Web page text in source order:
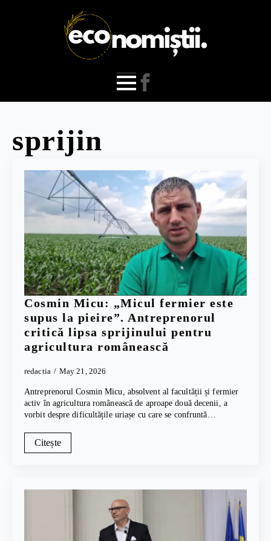
sprijin
Cosmin Micu: „Micul fermier este
supus la pieire”. Antreprenorul
critică lipsa sprijinului pentru
agricultura românească
redactia May 21, 2026
Antreprenorul Cosmin Micu, absolvent al facultății și fermier
activ în agricultura românească de aproape două decenii, a
vorbit despre dificultățile uriașe cu care se confruntă…
Citește